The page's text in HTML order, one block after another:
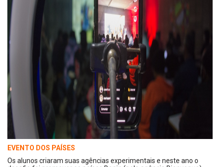
EVENTO DOS PAÍSES
Os alunos criaram suas agências experimentais e neste ano o